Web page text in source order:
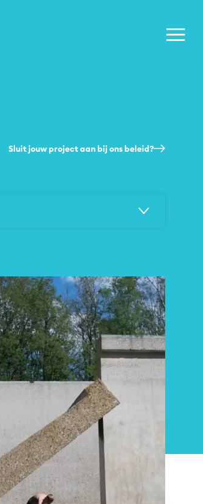
Sluit jouw project aan bij ons beleid?